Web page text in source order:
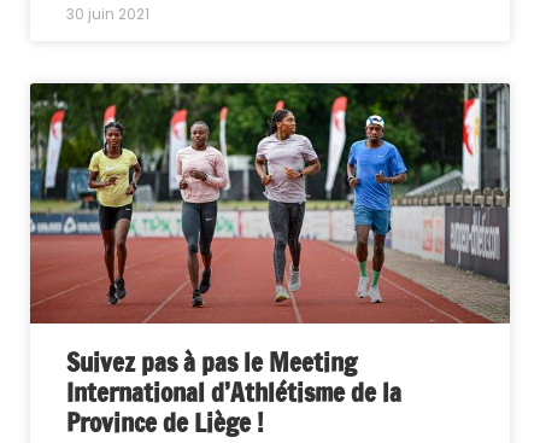
30 juin 2021
Suivez pas à pas le Meeting
International d’Athlétisme de la
Province de Liège !